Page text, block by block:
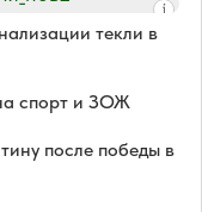
текли в
спорт и ЗОЖ
после победы в